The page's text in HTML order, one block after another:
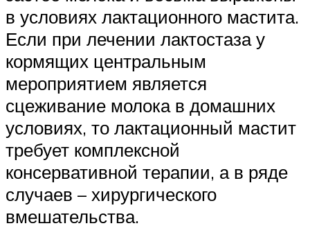
в условиях лактационного мастита.
Если при лечении лактостаза у
кормящих центральным
мероприятием является
сцеживание молока в домашних
условиях, то лактационный мастит
требует комплексной
консервативной терапии, а в ряде
случаев – хирургического
вмешательства.